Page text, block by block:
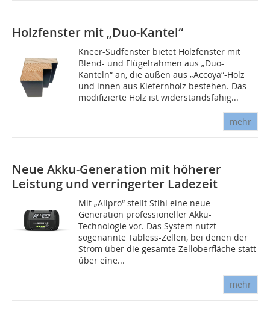
Holzfenster mit „Duo-Kantel“
Kneer-Südfenster bietet Holzfenster mit
Blend- und Flügelrahmen aus „Duo-
Kanteln“ an, die außen aus „Accoya“-Holz
und innen aus Kiefernholz bestehen. Das
modifizierte Holz ist widerstandsfähig...
mehr
Neue Akku-Generation mit höherer
Leistung und verringerter Ladezeit
Mit „Allpro“ stellt Stihl eine neue
Generation professioneller Akku-
Technologie vor. Das System nutzt
sogenannte Tabless-Zellen, bei denen der
Strom über die gesamte Zelloberfläche statt
über eine...
mehr